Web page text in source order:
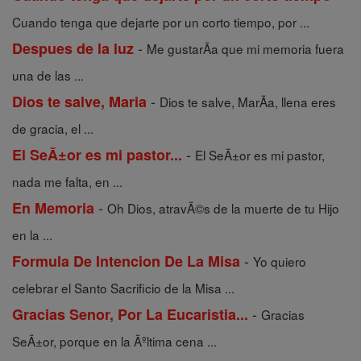
Cuando tenga que dejarte por un corto tiempo, por ...
Despues de la luz - Me gustarÃ­a que mi memoria fuera
una de las ...
Dios te salve, Maria - Dios te salve, MarÃ­a, llena eres
de gracia, el ...
El SeĂ±or es mi pastor... - El SeÃ±or es mi pastor,
nada me falta, en ...
En Memoria - Oh Dios, atravÃ©s de la muerte de tu Hijo
en la ...
Formula De Intencion De La Misa - Yo quiero
celebrar el Santo Sacrificio de la Misa ...
Gracias Senor, Por La Eucaristia... - Gracias
SeÃ±or, porque en la Ãºltima cena ...